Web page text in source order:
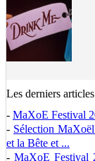
Les derniers
- MaXoE Festival
- Sélection
et la Bête et ...
-MaXoE Festival